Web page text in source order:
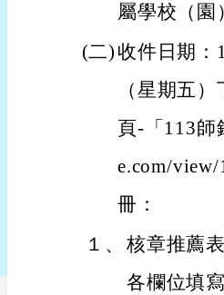
屬學校（園
(二) 收件日期：
（星期五
頁-「113師
e.com/
冊：
１、 核章推薦
各欄位填